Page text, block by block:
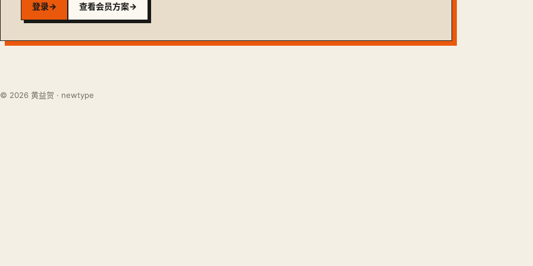
登录→ 查看会员方案→
© 2026 黄益贺 · newtype